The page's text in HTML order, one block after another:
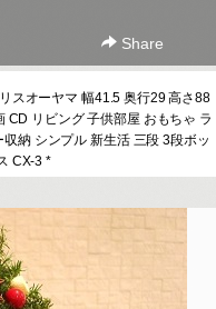
Share
スオーヤマ 幅41.5 奥行29 高さ88
CD リビング 子供部屋 おもちゃ ラ
納 シンプル 新生活 三段 3段ボッ
CX-3 *